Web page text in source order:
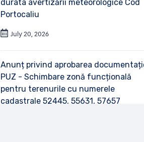
durata avertizării meteorologice Cod
Portocaliu
July 20, 2026
Anunț privind aprobarea
PUZ - Schimbare zonă funcțională
pentru terenurile cu numerele
cadastrale 52445, 55631, 57657